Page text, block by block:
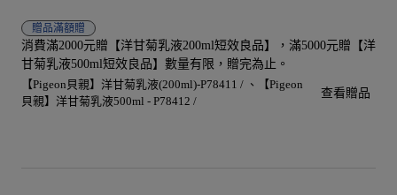
贈品滿額贈
消費滿2000元贈【洋甘菊乳液200ml短效良品】，滿5000元贈【洋
甘菊乳液500ml短效良品】數量有限，贈完為止。
【Pigeon貝親】洋甘菊乳液(200ml)-P78411 /
【Pigeon
貝親】洋甘菊乳液500ml - P78412 /
查看贈品